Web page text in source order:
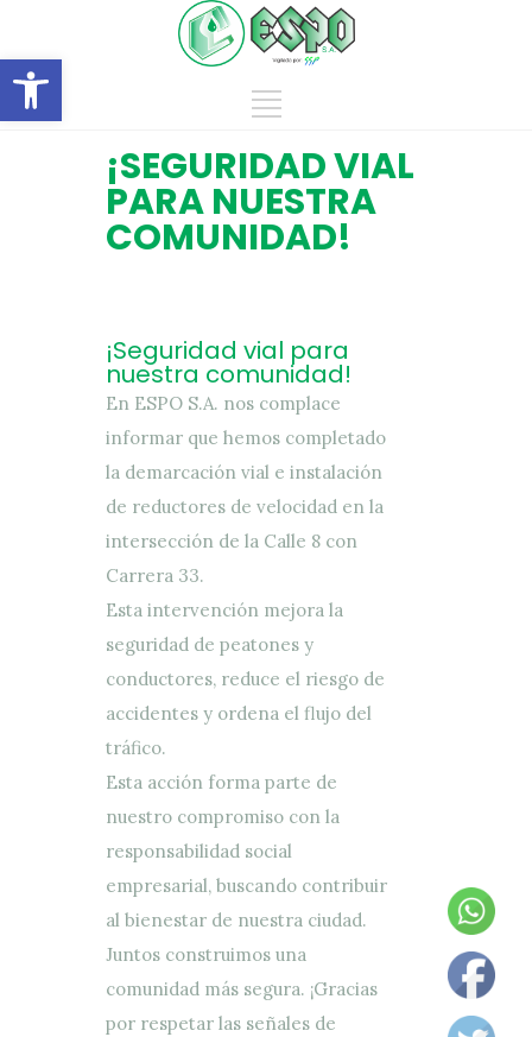
Abrir barra de herramientas
¡SEGURIDAD VIAL
PARA NUESTRA
COMUNIDAD!
¡Seguridad vial para
nuestra comunidad!
En ESPO S.A. nos complace
informar que hemos completado
la demarcación vial e instalación
de reductores de velocidad en la
intersección de la Calle 8 con
Carrera 33.
Esta intervención mejora la
seguridad de peatones y
conductores, reduce el riesgo de
accidentes y ordena el flujo del
tráfico.
Esta acción forma parte de
nuestro compromiso con la
responsabilidad social
empresarial, buscando contribuir
al bienestar de nuestra ciudad.
Juntos construimos una
comunidad más segura. ¡Gracias
por respetar las señales de